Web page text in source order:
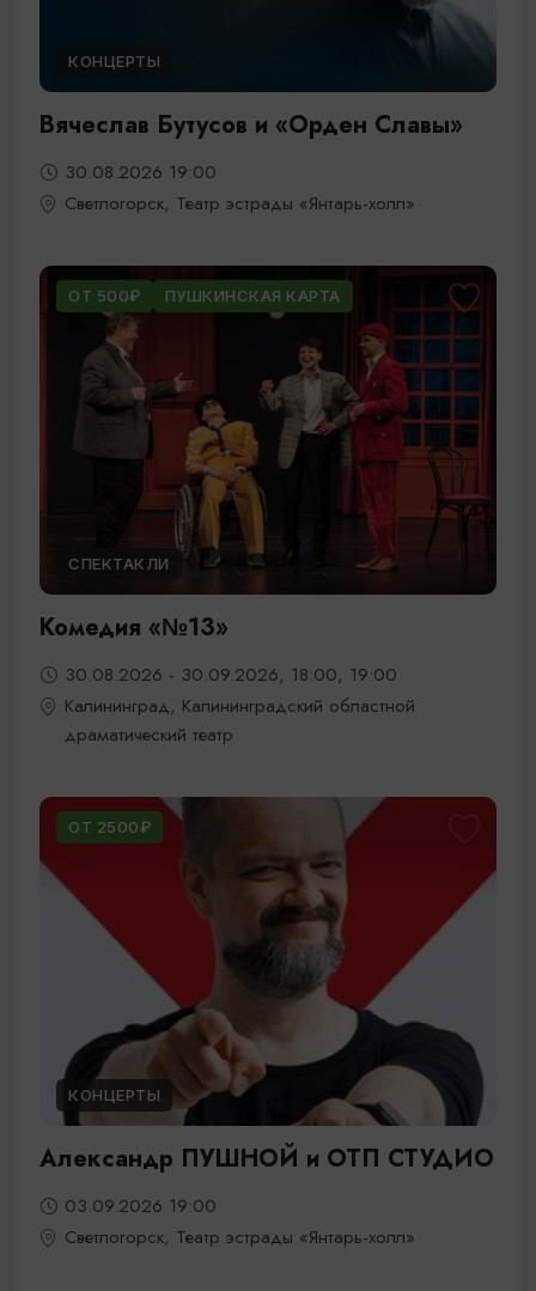
КОНЦЕРТЫ
Вячеслав Бутусов и «Орден Славы»
30.08.2026 19:00
Светлогорск, Театр эстрады «Янтарь-холл»
ОТ 500₽ ПУШКИНСКАЯ КАРТА
СПЕКТАКЛИ
Комедия «№13»
30.08.2026 - 30.09.2026, 18:00, 19:00
Калининград, Калининградский областной
драматический театр
ОТ 2500₽
КОНЦЕРТЫ
Александр ПУШНОЙ и ОТП СТУДИО
03.09.2026 19:00
Светлогорск, Театр эстрады «Янтарь-холл»